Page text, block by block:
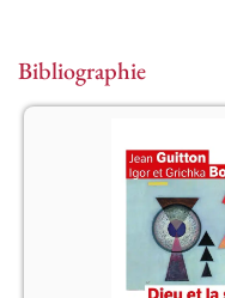
Bibliographie
on le droit de penser
et la science ? De
entre le croyant –
ni démontrable, ni
savant – pour qui